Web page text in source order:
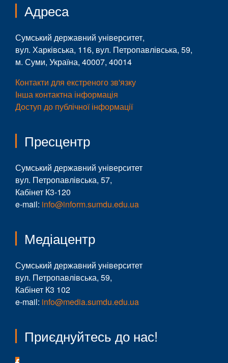
Адреса
Сумський державний університет,
вул. Харківська, 116, вул. Петропавлівська, 59,
м. Суми, Україна, 40007, 40014
Контакти для екстреного зв'язку
Інша контактна інформація
Доступ до публічної інформації
Пресцентр
Сумський державний університет
вул. Петропавлівська, 57,
Кабінет К3-120
e-mail: info@inform.sumdu.edu.ua
Медіацентр
Сумський державний університет
вул. Петропавлівська, 59,
Кабінет К3 102
e-mail: info@media.sumdu.edu.ua
Приєднуйтесь до нас!